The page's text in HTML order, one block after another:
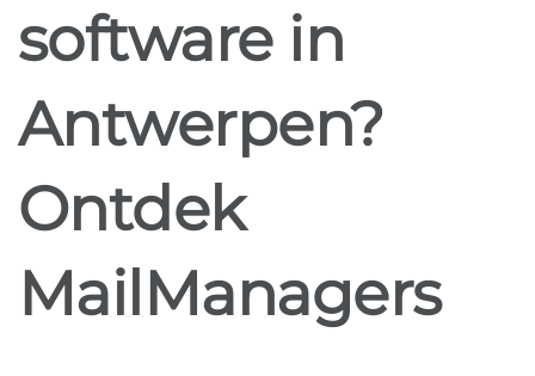
software in
Antwerpen?
Ontdek
MailManagers